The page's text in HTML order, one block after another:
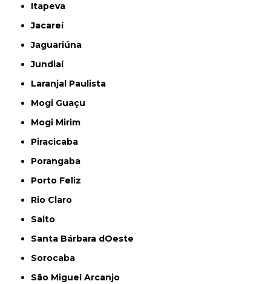
Itapeva
Jacareí
Jaguariúna
Jundiaí
Laranjal Paulista
Mogi Guaçu
Mogi Mirim
Piracicaba
Porangaba
Porto Feliz
Rio Claro
Salto
Santa Bárbara dOeste
Sorocaba
São Miguel Arcanjo